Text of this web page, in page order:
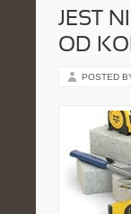
JEST
OD
POSTED